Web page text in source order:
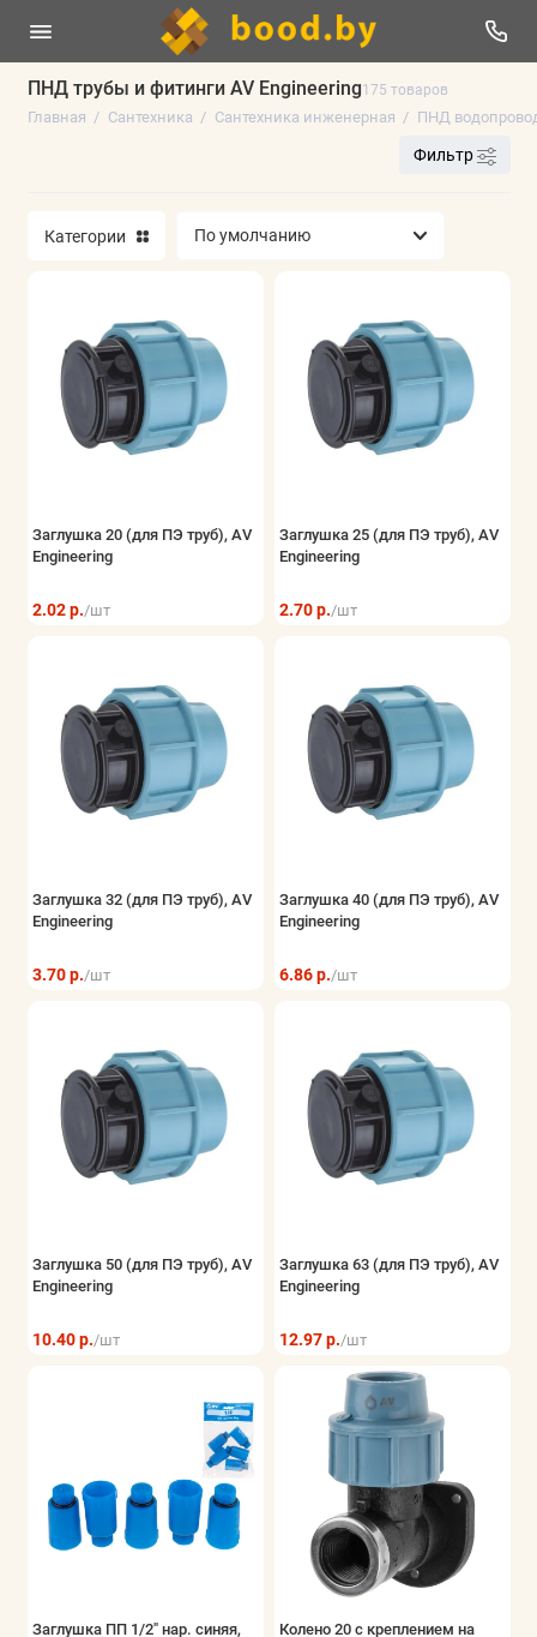
ПНД трубы и фитинги AV Engineering175 товаров
Главная Сантехника Сантехника инженерная ПНД
Смесители и аксессуары
Инструмент и расходные материалы
Сантехника чистовая
Показать все
Фильтр
Категории
Заглушка 20 (для ПЭ труб), AV
Engineering
2.02 р./шт
Заглушка 25 (для ПЭ труб), AV
Engineering
2.70 р./шт
Заглушка 32 (для ПЭ труб), AV
Engineering
3.70 р./шт
Заглушка 40 (для ПЭ труб), AV
Engineering
6.86 р./шт
Заглушка 50 (для ПЭ труб), AV
Engineering
10.40 р./шт
Заглушка 63 (для ПЭ труб), AV
Engineering
12.97 р./шт
Заглушка ПП 1/2" нар. синяя,
Колено 20 с креплением на